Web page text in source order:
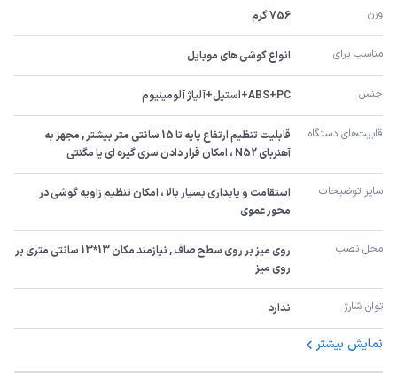
وزن 756 گرم
مناسب برای انواع گوشی های موبایل
جنس ABS+PC+استیل+آلیاژ آلومینیوم
قابیت‌های دستگاه
آهنربای N52 ، امکان قرار دادن سری گیره ای یا مگنتی
سایر توضیحات
محور عموی
محل نصب
روی میز
توان شارژ ندارد
نمایش بیشتر